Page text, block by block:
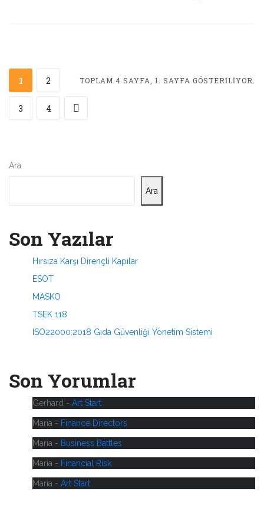
TOPLAM 4 SAYFA, 1. SAYFA GÖSTERILIYOR.
1 2
3 4
Ara
Ara
Son Yazılar
Hırsıza Karşı Dirençli Kapılar
ESOT
MASKO
TSEK 118
ISO22000:2018 Gıda Güvenliği Yönetim Sistemi
Son Yorumlar
Gerhard - Art Start
Maria - Finance Directors
Maria - Business Battles
Maria - Financial Risk
Maria - Art Start